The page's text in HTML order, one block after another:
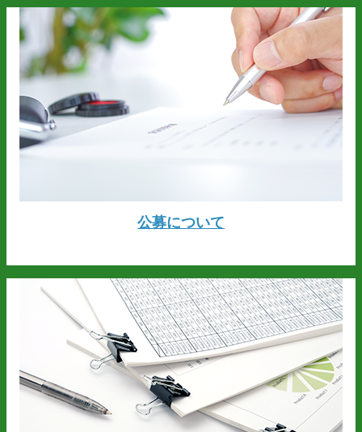
公募について